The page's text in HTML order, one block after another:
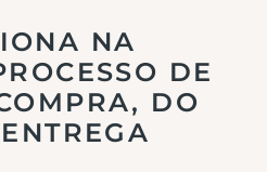
NA
DE
DO